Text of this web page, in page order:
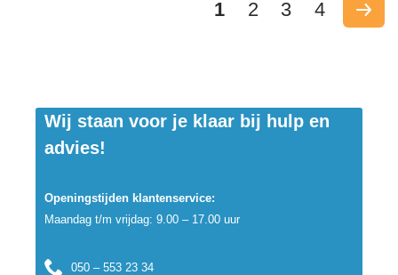
1 2 3 4
Wij staan voor je klaar bij hulp en
advies!
Openingstijden klantenservice:
Maandag t/m vrijdag: 9.00 – 17.00 uur
050 – 553 23 34